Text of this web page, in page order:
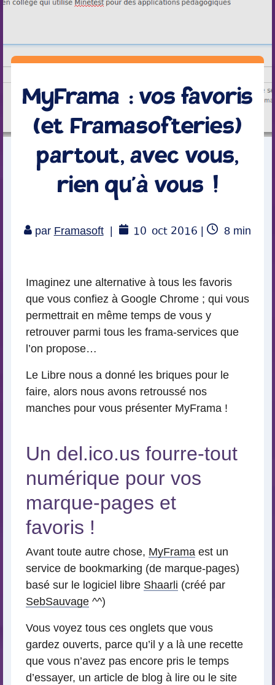
MyFrama : vos favoris
(et Framasofteries)
partout, avec vous,
rien qu’à vous !
par Framasoft 10 oct 2016 |
Temps
8 min
Imaginez une alternative à tous les favoris
que vous confiez à Google Chrome ; qui vous
permettrait en même temps de vous y
retrouver parmi tous les frama-services que
l’on propose…
Le Libre nous a donné les briques pour le
faire, alors nous avons retroussé nos
manches pour vous présenter MyFrama !
Un del.ico.us fourre-tout
numérique pour vos
marque-pages et
favoris !
Avant toute autre chose, MyFrama est un
service de bookmarking (de marque-pages)
basé sur le logiciel libre Shaarli (créé par
SebSauvage ^^)
Vous voyez tous ces onglets que vous
gardez ouverts, parce qu’il y a là une recette
que vous n’avez pas encore pris le temps
d’essayer, un article de blog à lire ou le site